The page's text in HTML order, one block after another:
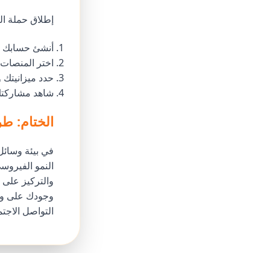
إطلاق حملة
أنشئ حسابك
اختر
حدد ميزانيتك
شاهد
الختام:
النمو
والتركيز
وجودك على
التواصل